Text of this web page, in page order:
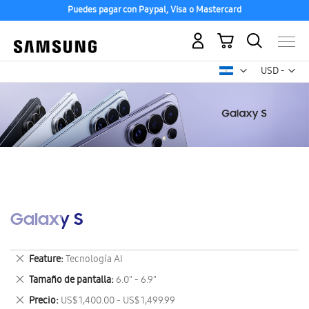
Puedes pagar con Paypal, Visa o Mastercard
USD -
dólar
Mi carrito
Galaxy S
Feature Tecnología AI
Eliminar
este
artículo
Tamaño de pantalla 6.0" - 6.9"
Eliminar
este
Precio US$ 1,400.00 - US$ 1,499.99
Eliminar